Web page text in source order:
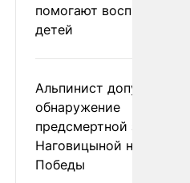
помогают воспитывать
детей
Альпинист допустил
обнаружение
предсмертной записки
Наговицыной на пике
Победы